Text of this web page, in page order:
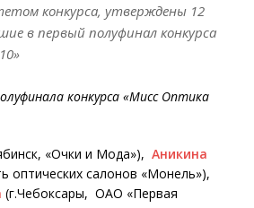
конкурса, утверждены 12
в первый полуфинал конкурса
конкурса «Мисс Оптика
«Очки и Мода»), Аникина
оптических салонов «Монель»),
(г.Чебоксары, ОАО «Первая